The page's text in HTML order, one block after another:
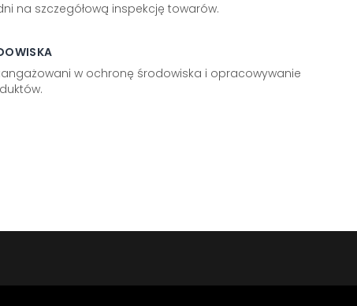
na szczegółową inspekcję towarów.
w ochronę środowiska i opracowywanie